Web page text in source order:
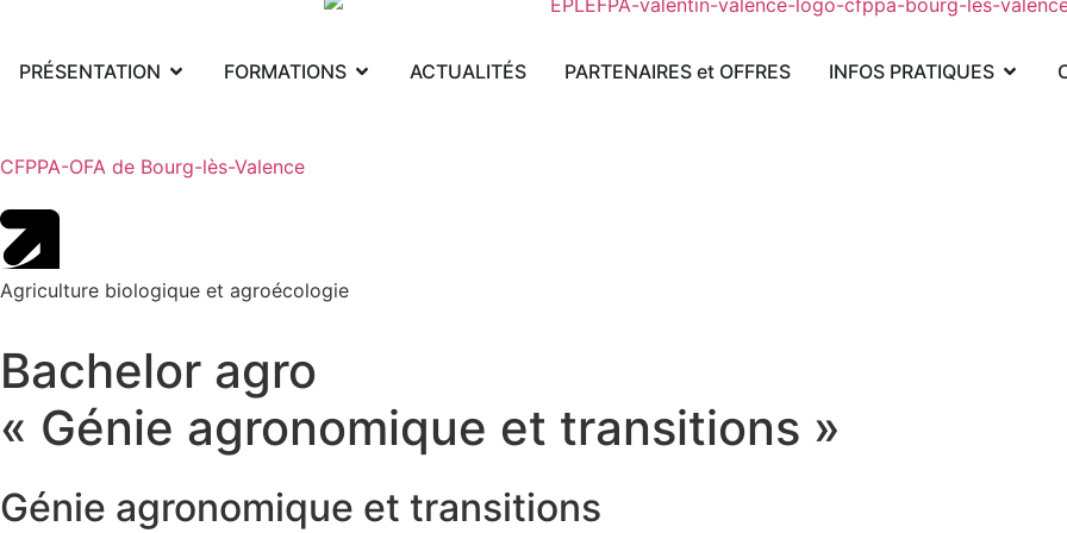
PRÉSENTATION FORMATIONS ACTUALITÉS PARTENAIRES et OFFRES INFOS PRATIQUES
CFPPA-OFA de Bourg-lès-Valence
Agriculture biologique et agroécologie
Bachelor agro
« Génie agronomique et transitions »
Génie agronomique et transitions